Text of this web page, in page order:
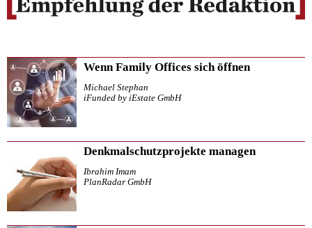
Wenn Family Offices sich öffnen
Michael Stephan
iFunded by iEstate GmbH
Denkmalschutzprojekte managen
Ibrahim Imam
PlanRadar GmbH